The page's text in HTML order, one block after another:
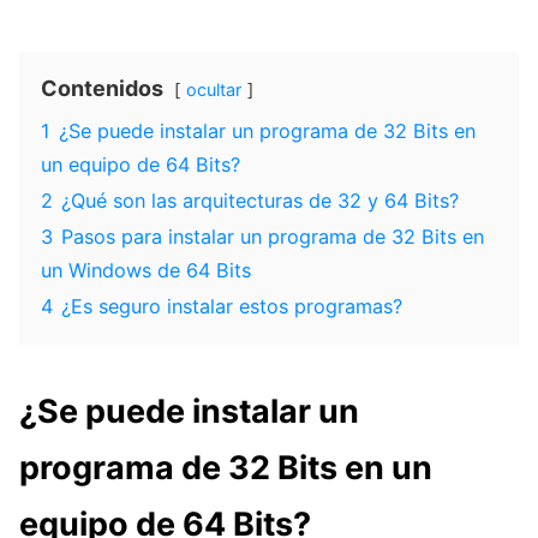
Contenidos ocultar
1 ¿Se puede instalar un programa de 32 Bits en
un equipo de 64 Bits?
2 ¿Qué son las arquitecturas de 32 y 64 Bits?
3 Pasos para instalar un programa de 32 Bits en
un Windows de 64 Bits
4 ¿Es seguro instalar estos programas?
¿Se puede instalar un
programa de 32 Bits en un
equipo de 64 Bits?